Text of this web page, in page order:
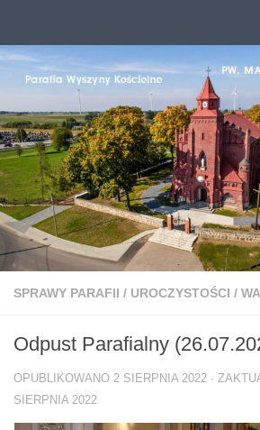
SPRAWY PARAFII / UROCZYSTOŚCI /
Odpust Parafialny
OPUBLIKOWANO 2 SIERPNIA 2022 ·
SIERPNIA 2022